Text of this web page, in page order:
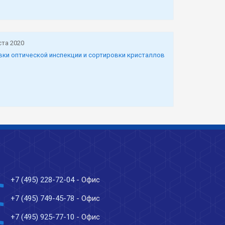
2020
оптической инспекции и сортировки кристаллов
+7 (495) 228-72-04- Офис
+7 (495) 749-45-78 - Офис
+7 (495) 925-77-10 - Офис